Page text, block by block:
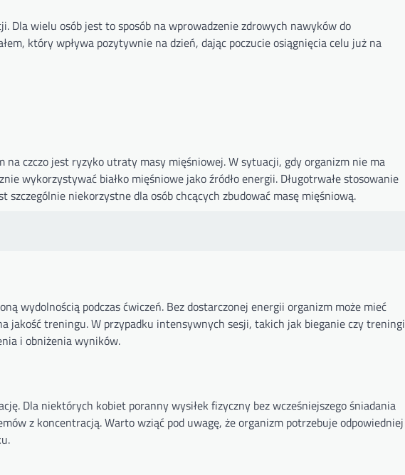
Dla wielu osób jest to sposób na wprowadzenie zdrowych nawyków do
który wpływa pozytywnie na dzień, dając poczucie osiągnięcia celu już na
na czczo jest ryzyko utraty masy mięśniowej. W sytuacji, gdy organizm nie ma
wykorzystywać białko mięśniowe jako źródło energii. Długotrwałe stosowanie
szczególnie niekorzystne dla osób chcących zbudować masę mięśniową.
wydolnością podczas ćwiczeń. Bez dostarczonej energii organizm może mieć
jakość treningu. W przypadku intensywnych sesji, takich jak bieganie czy treningi
i obniżenia wyników.
Dla niektórych kobiet poranny wysiłek fizyczny bez wcześniejszego śniadania
z koncentracją. Warto wziąć pod uwagę, że organizm potrzebuje odpowiedniej